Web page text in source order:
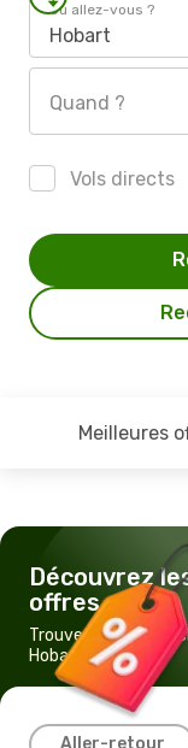
Où allez-vous ?
Hobart
Quand ?
Vols directs
Meilleures
Découvrez
offres
Trouvez un vol pas
Hobart
Aller-retour